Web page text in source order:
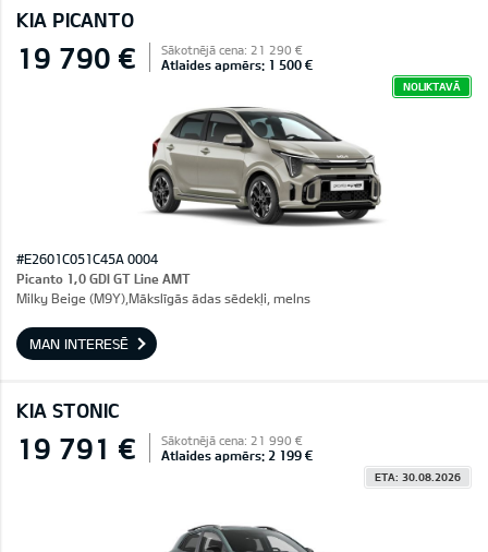
KIA PICANTO
19 790 € Sākotnējā cena: 21 290 €
Atlaides apmērs: 1 500 €
NOLIKTAVĀ
#E2601C051C45A 0004
Picanto 1,0 GDI GT Line AMT
Milky Beige (M9Y),Mākslīgās ādas sēdekļi, melns
MAN INTERESĒ
KIA STONIC
19 791 € Sākotnējā cena: 21 990 €
Atlaides apmērs: 2 199 €
ETA: 30.08.2026